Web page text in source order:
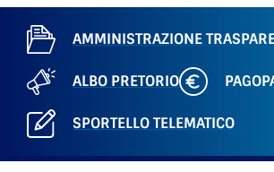
AMMINISTRAZIONE
ALBO PRETORIO
SPORTELLO TELEMATICO